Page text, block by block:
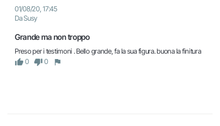
01/08/20, 17:45
Da Susy
Grande ma non troppo
Preso per i testimoni . Bello grande, fa la sua figura. buona la finitura
0
0